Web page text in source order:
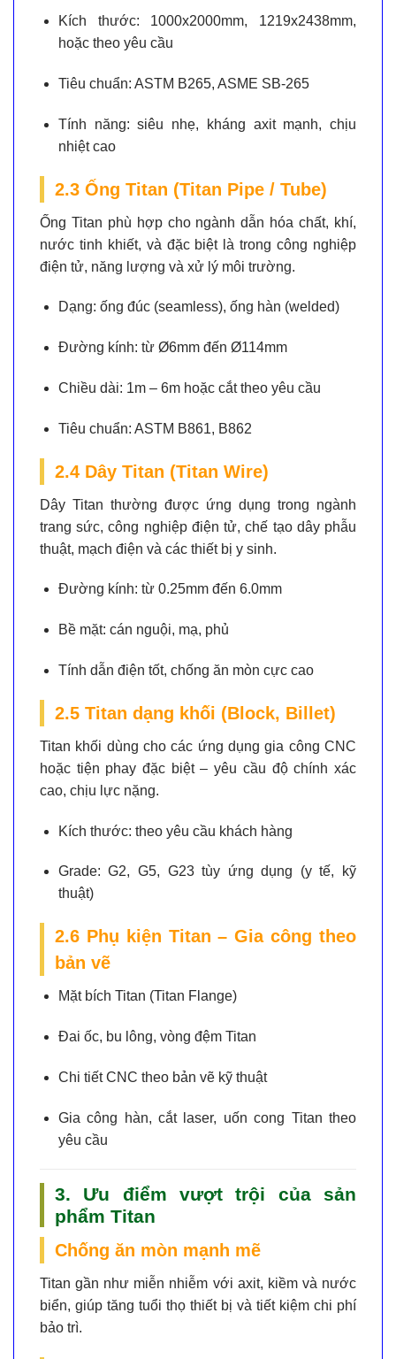
Kích thước: 1000x2000mm, 1219x2438mm,
hoặc theo yêu cầu
Tiêu chuẩn: ASTM B265, ASME SB-265
Tính năng: siêu nhẹ, kháng axit mạnh, chịu
nhiệt cao
2.3 Ống Titan (Titan Pipe / Tube)
Ống Titan phù hợp cho ngành dẫn hóa chất, khí,
nước tinh khiết, và đặc biệt là trong công nghiệp
điện tử, năng lượng và xử lý môi trường.
Dạng: ống đúc (seamless), ống hàn (welded)
Đường kính: từ Ø6mm đến Ø114mm
Chiều dài: 1m – 6m hoặc cắt theo yêu cầu
Tiêu chuẩn: ASTM B861, B862
2.4 Dây Titan (Titan Wire)
Dây Titan thường được ứng dụng trong ngành
trang sức, công nghiệp điện tử, chế tạo dây phẫu
thuật, mạch điện và các thiết bị y sinh.
Đường kính: từ 0.25mm đến 6.0mm
Bề mặt: cán nguội, mạ, phủ
Tính dẫn điện tốt, chống ăn mòn cực cao
2.5 Titan dạng khối (Block, Billet)
Titan khối dùng cho các ứng dụng gia công CNC
hoặc tiện phay đặc biệt – yêu cầu độ chính xác
cao, chịu lực nặng.
Kích thước: theo yêu cầu khách hàng
Grade: G2, G5, G23 tùy ứng dụng (y tế, kỹ
thuật)
2.6 Phụ kiện Titan – Gia công theo
bản vẽ
Mặt bích Titan (Titan Flange)
Đai ốc, bu lông, vòng đệm Titan
Chi tiết CNC theo bản vẽ kỹ thuật
Gia công hàn, cắt laser, uốn cong Titan theo
yêu cầu
3. Ưu điểm vượt trội của sản
phẩm Titan
Chống ăn mòn mạnh mẽ
Titan gần như miễn nhiễm với axit, kiềm và nước
biển, giúp tăng tuổi thọ thiết bị và tiết kiệm chi phí
bảo trì.